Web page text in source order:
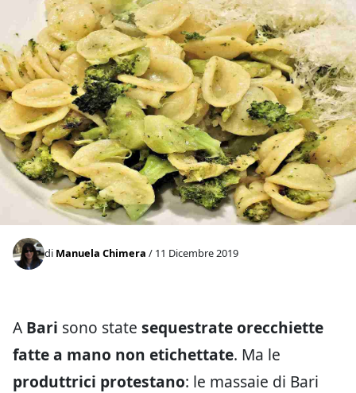
di Manuela Chimera / 11 Dicembre 2019
A Bari sono state sequestrate orecchiette
fatte a mano non etichettate. Ma le
produttrici protestano: le massaie di Bari